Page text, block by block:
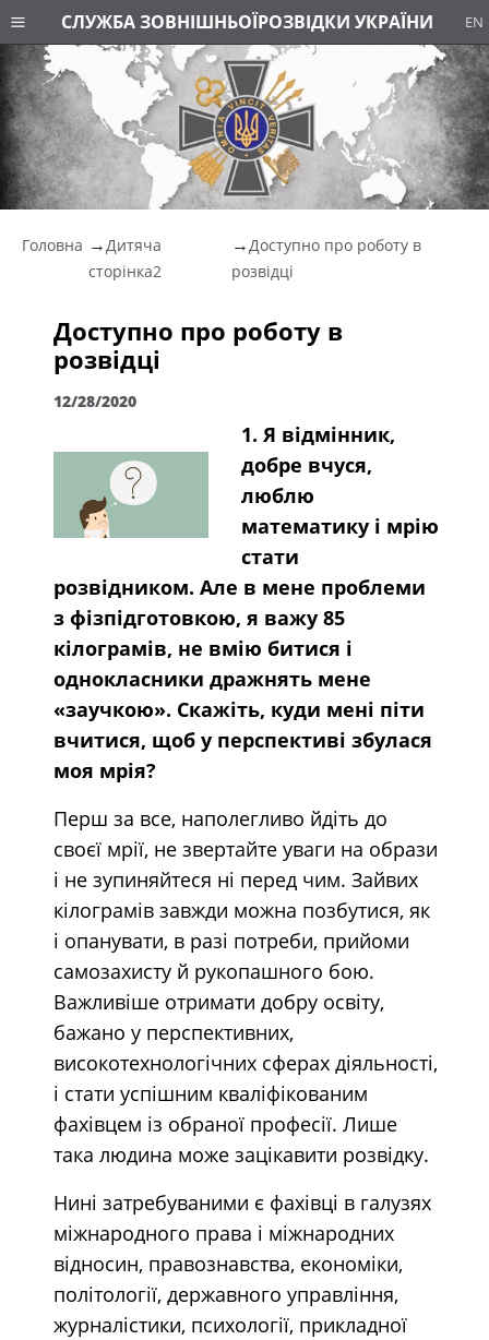
СЛУЖБА ЗОВНІШНЬОЇРОЗВІДКИ УКРАЇНИ EN
Головна
Дитяча
сторінка2
Доступно про роботу в
розвідці
Доступно про роботу в
розвідці
12/28/2020
1. Я відмінник,
добре вчуся,
люблю
математику і мрію
стати
розвідником. Але в мене проблеми
з фізпідготовкою, я важу 85
кілограмів, не вмію битися і
однокласники дражнять мене
«заучкою». Скажіть, куди мені піти
вчитися, щоб у перспективі збулася
моя мрія?
Перш за все, наполегливо йдіть до
своєї мрії, не звертайте уваги на образи
і не зупиняйтеся ні перед чим. Зайвих
кілограмів завжди можна позбутися, як
і опанувати, в разі потреби, прийоми
самозахисту й рукопашного бою.
Важливіше отримати добру освіту,
бажано у перспективних,
високотехнологічних сферах діяльності,
і стати успішним кваліфікованим
фахівцем із обраної професії. Лише
така людина може зацікавити розвідку.
Нині затребуваними є фахівці в галузях
міжнародного права і міжнародних
відносин, правознавства, економіки,
політології, державного управління,
журналістики, психології, прикладної